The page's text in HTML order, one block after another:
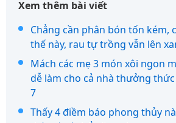
Xem thêm bài viết
Chẳng cần phân bón tốn kém,
thế này, rau tự trồng vẫn lên
Mách các mẹ 3 món xôi ngon
dễ làm cho cả nhà thưởng
7
Thấy 4 điềm báo phong thủy